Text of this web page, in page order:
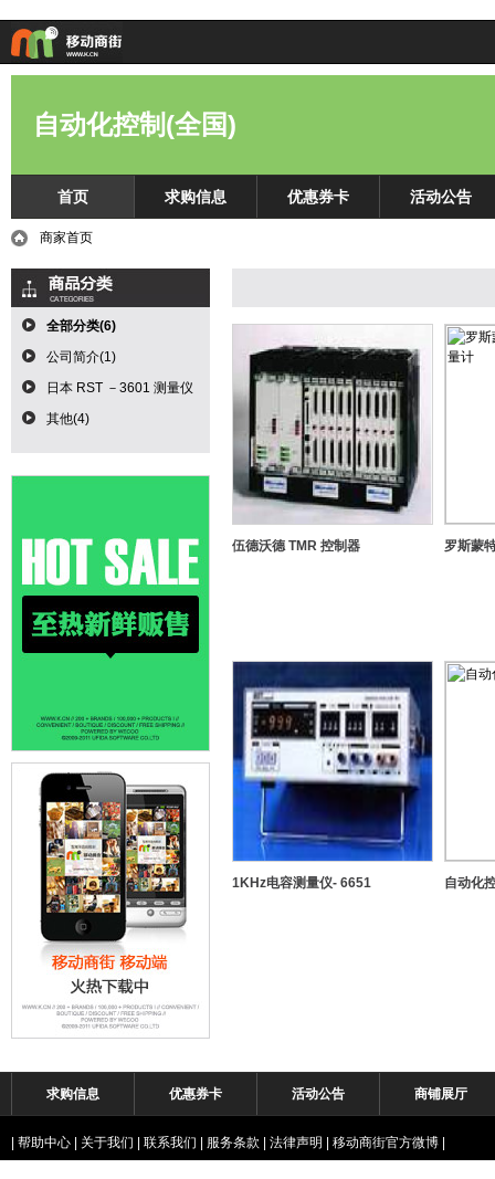
自动化控制(全国)
首页 求购信息 优惠券卡 活动公告
商家首页
全部分类(6)
公司简介(1)
日本 RST －3601 测量仪
其他(4)
伍德沃德 TMR 控制器 罗斯蒙
1KHz电容测量仪- 6651 自动化
求购信息 优惠券卡 活动公告 商铺展厅
帮助中心 关于我们 联系我们 服务条款 法律声明 移动商街官方微博